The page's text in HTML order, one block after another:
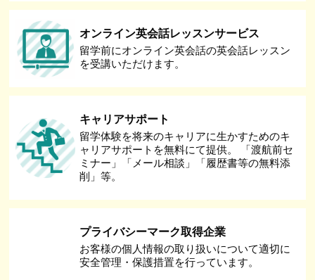
オンライン英会話レッスンサービス
留学前にオンライン英会話の英会話レッスン
を受講いただけます。
キャリアサポート
留学体験を将来のキャリアに生かすためのキ
ャリアサポートを無料にて提供。 「渡航前セ
ミナー」「メール相談」「履歴書等の無料添
削」等。
プライバシーマーク取得企業
お客様の個人情報の取り扱いについて適切に
安全管理・保護措置を行っています。